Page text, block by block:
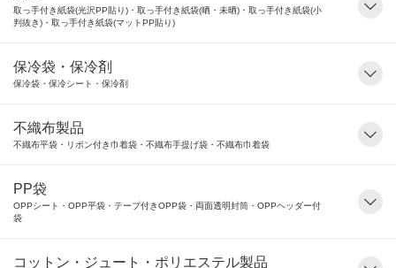
取っ手付き紙袋(光沢PP貼り)・取っ手付き紙袋(晒・未晒)・取っ手付き紙袋(小
判抜き)・取っ手付き紙袋(マットPP貼り)
保冷袋・保冷剤
保冷袋・保冷シート・保冷剤
不織布製品
不織布平袋・リボン付き巾着袋・不織布手提げ袋・不織布巾着袋
PP袋
OPPシート・OPP平袋・テープ付きOPP袋・両面透明封筒・OPPヘッダー付
袋
コットン・ジュート・ポリエステル製品